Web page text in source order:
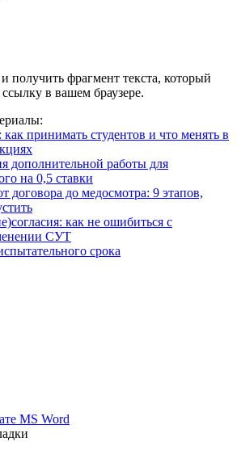
получить фрагмент текста, который
в вашем браузере.
принимать студентов и что менять в
дополнительной работы для
на 0,5 ставки
договора до медосмотра: 9 этапов,
как не ошибиться с
СУТ
срока
MS Word